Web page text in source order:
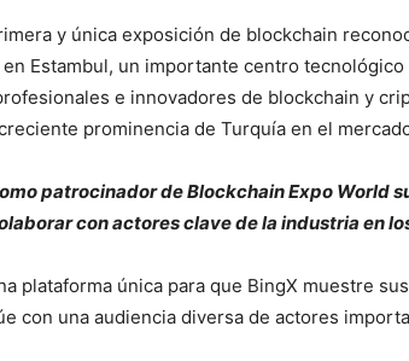
y única exposición de blockchain
Estambul, un importante centro
e innovadores de blockchain y
prominencia de Turquía en el
patrocinador de Blockchain Expo World
con actores clave de la industria en
plataforma única para que BingX muestre
con una audiencia diversa de actores